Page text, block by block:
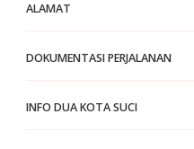
ALAMAT
DOKUMENTASI PERJALANAN
INFO DUA KOTA SUCI